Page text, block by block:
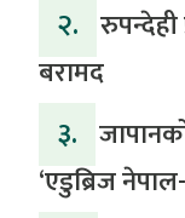
२. रुपन्देही
बरामद
३.
‘एडुब्रिज